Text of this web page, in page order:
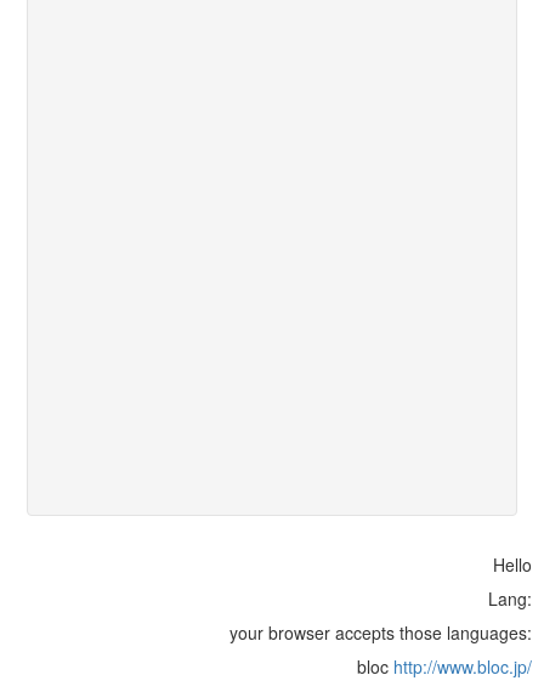
Hello
Lang:
your browser accepts those languages:
bloc http://www.bloc.jp/